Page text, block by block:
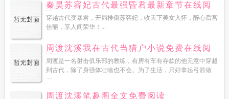
秦昊苏容妃古代最强昏君最新章节在线阅
读
穿越古代变暴君，开局推倒苏容妃，收天下美女入怀，醉心后宫
佳丽，享人间荣华！...
周渡沈溪我在古代当猎户小说免费在线阅
读
周渡是一名射击俱乐部的教练，有房有车有存款的他无意中穿越
到古代，除了身强体壮啥也不会。为了生活，只好拿起弓箭做
一...
周渡沈溪笔趣阁全文免费阅读